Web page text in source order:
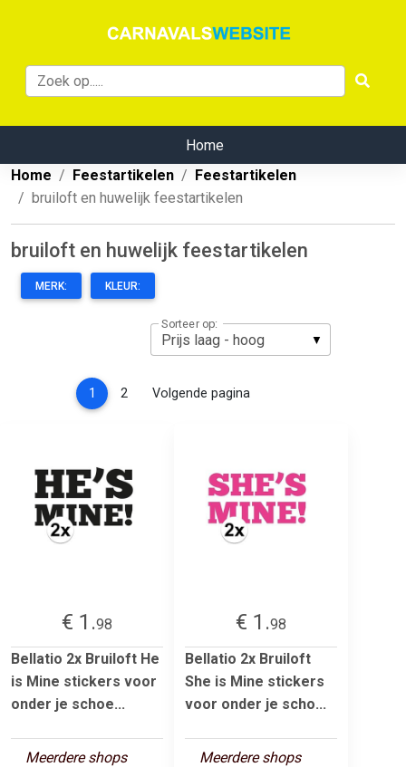
Home
Home
Feestartikelen
Feestartikelen
bruiloft en huwelijk feestartikelen
bruiloft en huwelijk feestartikelen
MERK: KLEUR:
Sorteer op:
1 (current)
2 Volgende pagina
€ 1.98
Bellatio 2x Bruiloft He
is Mine stickers voor
onder je schoe...
Meerdere shops
€ 1.98
Bellatio 2x Bruiloft
She is Mine stickers
voor onder je scho...
Meerdere shops